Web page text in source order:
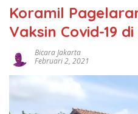
Koramil
Vaksin Covid-19
Bicara Jakarta
Februari 2, 2021